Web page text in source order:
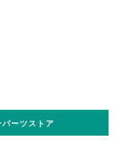
ーツストア